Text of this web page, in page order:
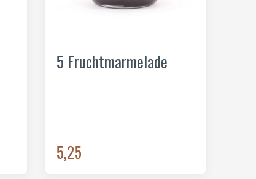
5 Fruchtmarmelade
5,25